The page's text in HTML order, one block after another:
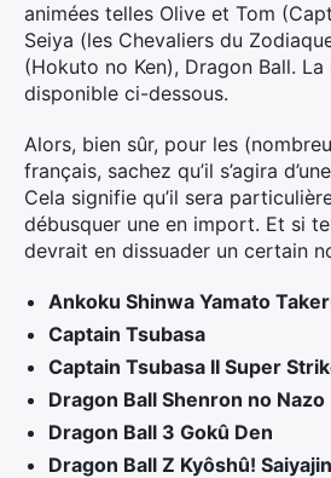
animées telles Olive et Tom
Seiya (les Chevaliers du
(Hokuto no Ken), Dragon Ball.
disponible ci-dessous.
Alors, bien sûr, pour les
français, sachez qu’il s’agira
Cela signifie qu’il sera
débusquer une en import. Et si
devrait en dissuader un certain
Ankoku Shinwa Yamato
Captain Tsubasa
Captain Tsubasa II Super
Dragon Ball Shenron no Nazo
Dragon Ball 3 Gokû Den
Dragon Ball Z Kyôshû! Saiyajin